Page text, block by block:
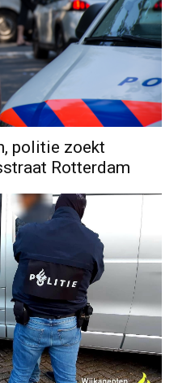
politie zoekt
Rotterdam